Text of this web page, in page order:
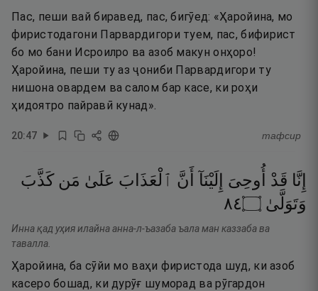
Пас, пеши вай биравед, пас, бигӯед: «Ҳаройина, мо
фиристодагони Парвардигори туем, пас, бифирист
бо мо бани Исроилро ва азоб макун онҳоро!
Ҳаройина, пеши ту аз ҷониби Парвардигори ту
нишона овардем ва салом бар касе, ки роҳи
ҳидоятро пайравӣ кунад».
20:47 тафсир
إِنَّا قَدْ أُوحِىَ إِلَيْنَآ أَنَّ ٱلْعَذَابَ عَلَىٰ مَن كَذَّبَ
وَتَوَلَّىٰ ۝٤٨
Инна қад уҳия илайна анна-л-ъазаба ъала ман каззаба ва
тавалла.
Ҳаройина, ба сӯйи мо ваҳи фиристода шуд, ки азоб
касеро бошад, ки дурӯғ шуморад ва рӯгардон